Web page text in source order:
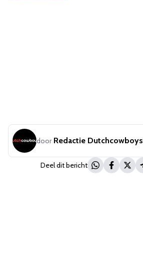
door Redactie Dutchcowboys
Deel dit bericht